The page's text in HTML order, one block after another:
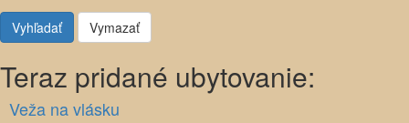
Vyhľadať Vymazať
Teraz pridané ubytovanie:
Veža na vlásku